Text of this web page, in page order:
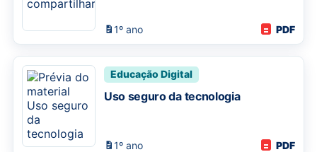
1º ano PDF
Educação Digital
Uso seguro da tecnologia
1º ano PDF